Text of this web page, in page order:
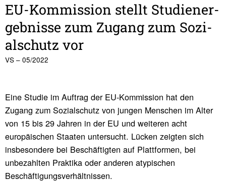
EU-Kommis­sion stellt Studi­en­er­
geb­nisse zum Zugang zum Sozi­
al­schutz vor
VS – 05/2022
Eine Studie im Auftrag der EU-Kommission hat den
Zugang zum Sozialschutz von jungen Menschen im Alter
von 15 bis 29 Jahren in der EU und weiteren acht
europäischen Staaten untersucht. Lücken zeigten sich
insbesondere bei Beschäftigten auf Plattformen, bei
unbezahlten Praktika oder anderen atypischen
Beschäftigungsverhältnissen.